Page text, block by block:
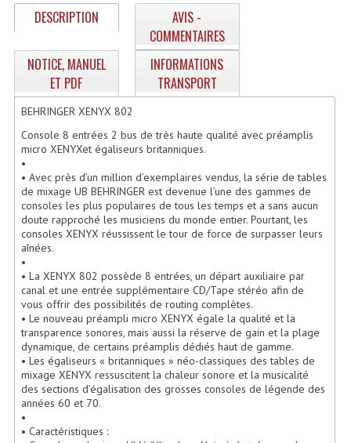
Enceinte Nomade Bluetooth
Enceintes (Ecoutes De Studio)
Enceintes Autonomes Portables Amplifiées
Enceintes Monitoring
Haut-Parleurs Moteurs Tweeters Filtres
Haut Parleurs Sono
Haut-Parleurs Amplis Guitare
Moteurs Pavillons Pour Enceinte
Tweeters Pour Enceintes
Lecteurs Audio & Sources
DESCRIPTION
AVIS -
COMMENTAIRES
NOTICE, MANUEL
ET PDF
INFORMATIONS
TRANSPORT
BEHRINGER XENYX 802
Console 8 entrées 2 bus de très haute qualité avec préamplis
micro XENYXet égaliseurs britanniques.
•
• Avec près d’un million d’exemplaires vendus, la série de tables
de mixage UB BEHRINGER est devenue l’une des gammes de
consoles les plus populaires de tous les temps et a sans aucun
doute rapproché les musiciens du monde entier. Pourtant, les
consoles XENYX réussissent le tour de force de surpasser leurs
aînées.
•
• La XENYX 802 possède 8 entrées, un départ auxiliaire par
canal et une entrée supplémentaire CD/Tape stéréo afin de
vous offrir des possibilités de routing complètes.
• Le nouveau préampli micro XENYX égale la qualité et la
transparence sonores, mais aussi la réserve de gain et la plage
dynamique, de certains préamplis dédiés haut de gamme.
• Les égaliseurs « britanniques » néo-classiques des tables de
mixage XENYX ressuscitent la chaleur sonore et la musicalité
des sections d’égalisation des grosses consoles de légende des
années 60 et 70.
•
• Caractéristiques :